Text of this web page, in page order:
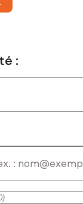
- EI -
: